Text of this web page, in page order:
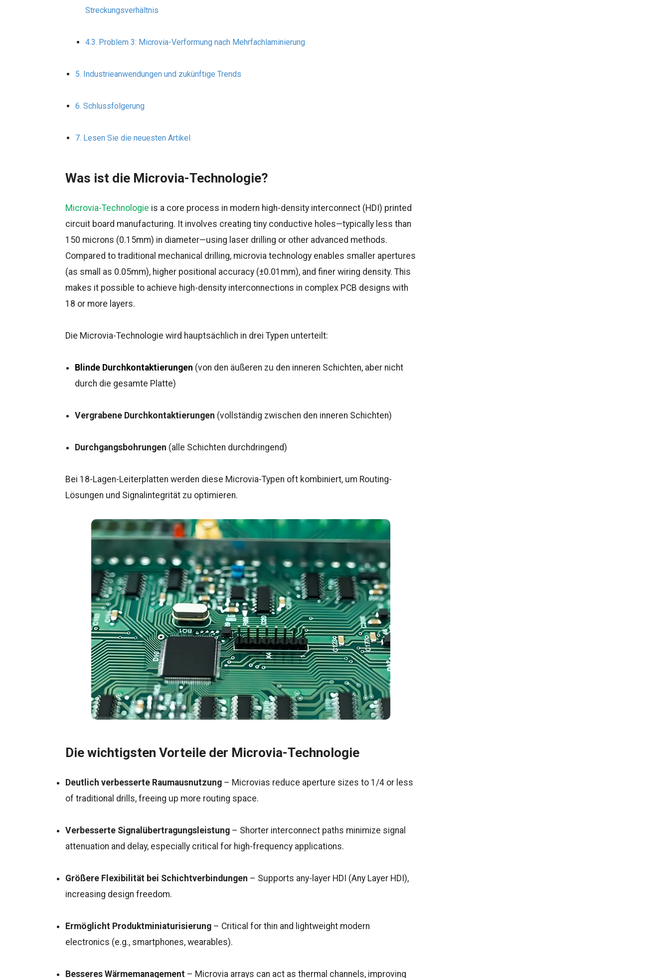
Streckungsverhältnis
Problem 3: Microvia-Verformung nach Mehrfachlaminierung
Industrieanwendungen und zukünftige Trends
Schlussfolgerung
Lesen Sie die neuesten Artikel
Was ist die Microvia-Technologie?
Microvia-Technologie is a core process in modern high-density interconnect (HDI) printed
circuit board manufacturing. It involves creating tiny conductive holes—typically less than
150 microns (0.15mm) in diameter—using laser drilling or other advanced methods.
Compared to traditional mechanical drilling, microvia technology enables smaller apertures
(as small as 0.05mm), higher positional accuracy (±0.01mm), and finer wiring density. This
makes it possible to achieve high-density interconnections in complex PCB designs with
18 or more layers.
Die Microvia-Technologie wird hauptsächlich in drei Typen unterteilt:
Blinde Durchkontaktierungen (von den äußeren zu den inneren Schichten, aber nicht
durch die gesamte Platte)
Vergrabene Durchkontaktierungen (vollständig zwischen den inneren Schichten)
Durchgangsbohrungen (alle Schichten durchdringend)
Bei 18-Lagen-Leiterplatten werden diese Microvia-Typen oft kombiniert, um Routing-
Lösungen und Signalintegrität zu optimieren.
Die wichtigsten Vorteile der Microvia-Technologie
Deutlich verbesserte Raumausnutzung – Microvias reduce aperture sizes to 1/4 or less
of traditional drills, freeing up more routing space.
Verbesserte Signalübertragungsleistung – Shorter interconnect paths minimize signal
attenuation and delay, especially critical for high-frequency applications.
Größere Flexibilität bei Schichtverbindungen – Supports any-layer HDI (Any Layer HDI),
increasing design freedom.
Ermöglicht Produktminiaturisierung – Critical for thin and lightweight modern
electronics (e.g., smartphones, wearables).
Besseres Wärmemanagement – Microvia arrays can act as thermal channels, improving